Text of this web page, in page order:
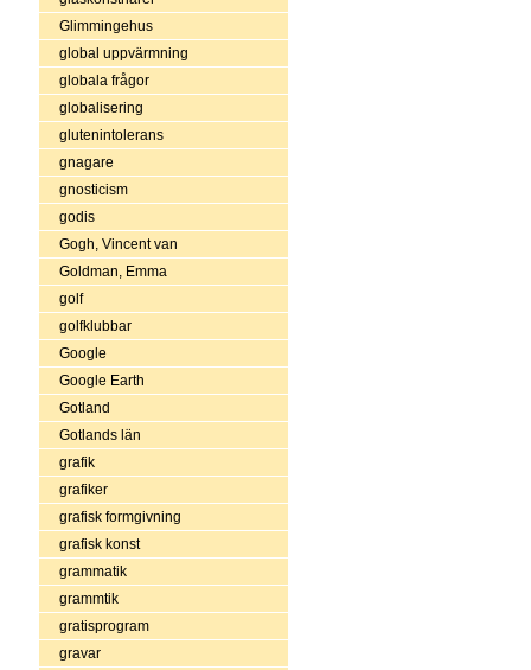
Glimmingehus
global uppvärmning
globala frågor
globalisering
glutenintolerans
gnagare
gnosticism
godis
Gogh, Vincent van
Goldman, Emma
golf
golfklubbar
Google
Google Earth
Gotland
Gotlands län
grafik
grafiker
grafisk formgivning
grafisk konst
grammatik
grammtik
gratisprogram
gravar